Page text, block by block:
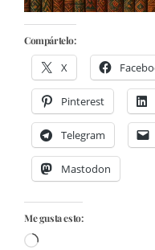
Compártelo:
X
Pinterest
Telegram
Mastodon
Me gusta esto:
Cargando...